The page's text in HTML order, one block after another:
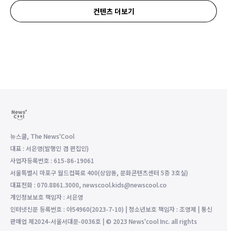
컨텐츠 더보기
뉴스쿨, The News'Cool
대표 : 서은영(발행인 겸 편집인)
사업자등록번호 : 615-86-19061
서울특별시 마포구 월드컵북로 400(상암동, 문화콘텐츠센터 5층 3호실)
대표전화 : 070.8861.3000, newscool.kids@newscool.co
개인정보보호 책임자 : 서은영
인터넷신문 등록번호 : 아54960(2023-7-10) | 청소년보호 책임자 : 조영제 | 통신
판매업 제2024-서울서대문-0036호 | © 2023 News'cool Inc. all rights